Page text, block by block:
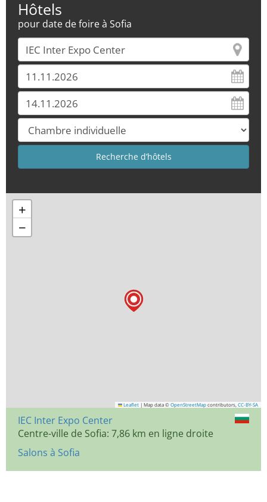
Hôtels
pour date de foire à Sofia
+
−
Leaflet | Map data © OpenStreetMap contributors, CC-BY-SA
IEC Inter Expo Center
Centre-ville de Sofia: 7,86 km en ligne droite
Salons à Sofia